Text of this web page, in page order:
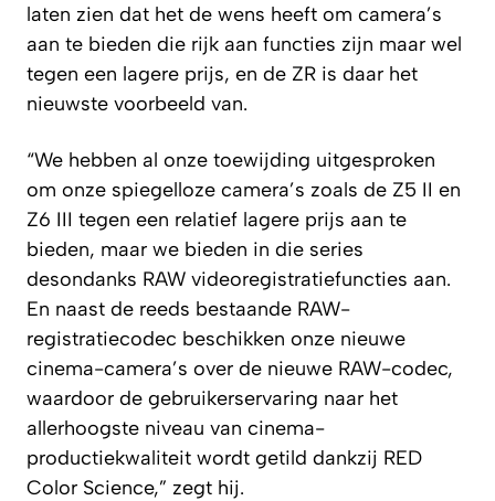
laten zien dat het de wens heeft om camera’s
aan te bieden die rijk aan functies zijn maar wel
tegen een lagere prijs, en de ZR is daar het
nieuwste voorbeeld van.
“We hebben al onze toewijding uitgesproken
om onze spiegelloze camera’s zoals de Z5 II en
Z6 III tegen een relatief lagere prijs aan te
bieden, maar we bieden in die series
desondanks RAW videoregistratiefuncties aan.
En naast de reeds bestaande RAW-
registratiecodec beschikken onze nieuwe
cinema-camera’s over de nieuwe RAW-codec,
waardoor de gebruikerservaring naar het
allerhoogste niveau van cinema-
productiekwaliteit wordt getild dankzij RED
Color Science,” zegt hij.